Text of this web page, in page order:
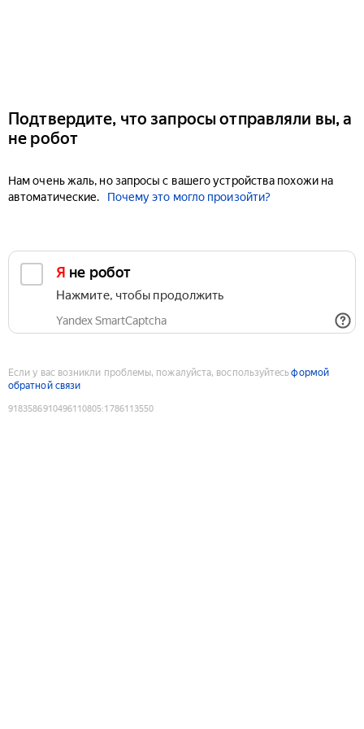
Подтвердите, что запросы отправляли вы, а
не робот
Нам очень жаль, но запросы с вашего устройства похожи на
автоматические.
Почему это могло произойти?
Я не робот
Нажмите, чтобы продолжить
Yandex SmartCaptcha
Если у вас возникли проблемы, пожалуйста, воспользуйтесьформой
обратной связи
9183586910496110805:1786113550